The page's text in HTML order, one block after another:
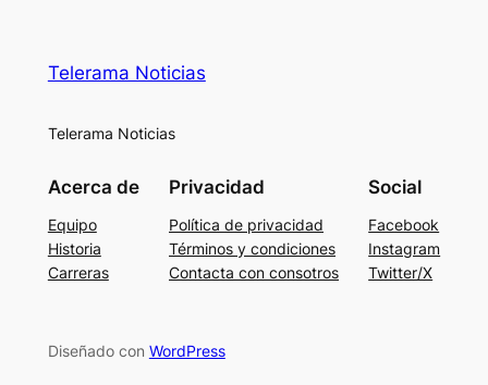
Telerama Noticias
Telerama Noticias
Acerca de
Equipo
Historia
Carreras
Privacidad
Política de privacidad
Términos y condiciones
Contacta con consotros
Social
Facebook
Instagram
Twitter/X
Diseñado con WordPress